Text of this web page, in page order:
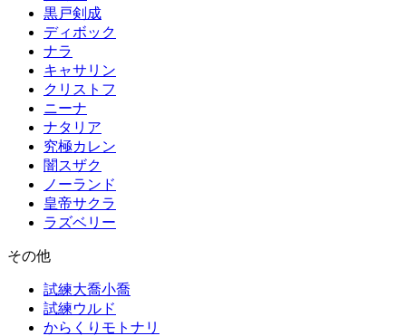
黒戸剣成
ディボック
ナラ
キャサリン
クリストフ
ニーナ
ナタリア
究極カレン
闇スザク
ノーランド
皇帝サクラ
ラズベリー
その他
試練大喬小喬
試練ウルド
からくりモトナリ